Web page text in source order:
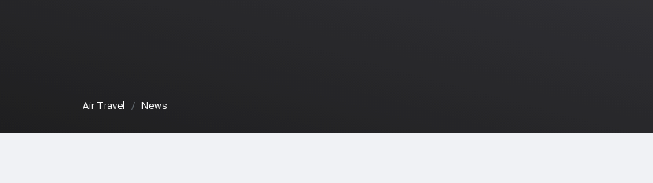
Air Travel News